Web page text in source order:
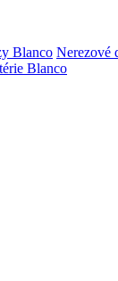
Blanco Nerezové
Blanco